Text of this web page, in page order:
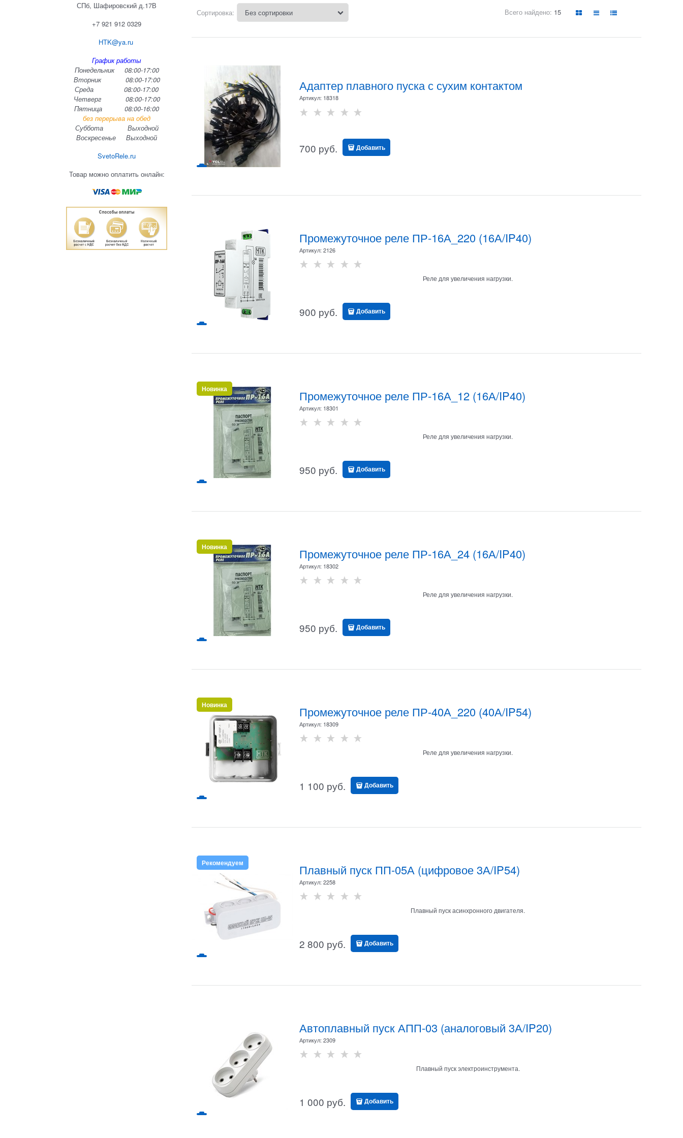
СПб, Шафировский д.17В
+7 921 912 0329
HTK@ya.ru
График работы
Понедельник 08:00-17:00
Вторник 08:00-17:00
Среда 08:00-17:00
Четверг 08:00-17:00
Пятница 08:00-16:00
без перерыва на обед
Суббота Выходной
Воскресенье Выходной
SvetoRele.ru
Товар можно оплатить онлайн:
Сортировка: Всего найдено: 15
Адаптер плавного пуска с сухим контактом
Артикул: 18318
700 руб. Добавить
Промежуточное реле ПР-16А_220 (16А/IP40)
Артикул: 2126
Реле для увеличения нагрузки.
900 руб. Добавить
Промежуточное реле ПР-16А_12 (16А/IP40)
Артикул: 18301
Реле для увеличения нагрузки.
Новинка
950 руб. Добавить
Промежуточное реле ПР-16А_24 (16А/IP40)
Артикул: 18302
Реле для увеличения нагрузки.
Новинка
950 руб. Добавить
Промежуточное реле ПР-40А_220 (40А/IP54)
Артикул: 18309
Реле для увеличения нагрузки.
Новинка
1 100 руб. Добавить
Плавный пуск ПП-05А (цифровое 3А/IP54)
Артикул: 2258
Плавный пуск асинхронного двигателя.
Рекомендуем
2 800 руб. Добавить
Автоплавный пуск АПП-03 (аналоговый 3А/IP20)
Артикул: 2309
Плавный пуск электроинструмента.
1 000 руб. Добавить